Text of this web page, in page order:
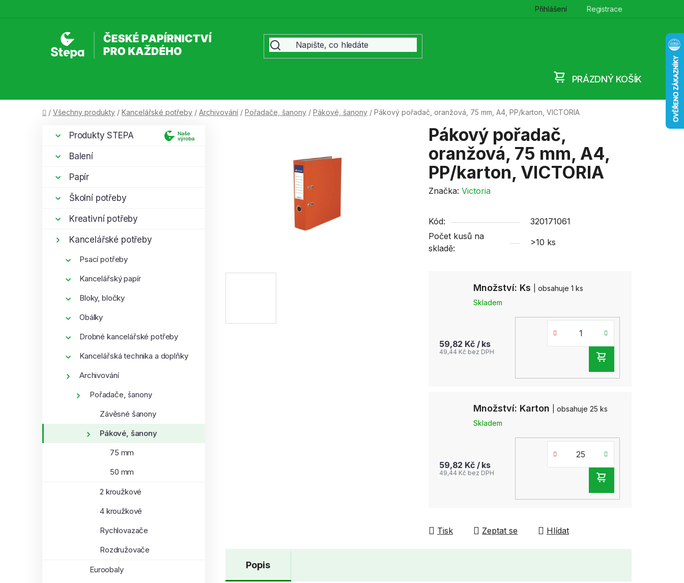
Přihlášení Registrace
KOŠÍK
PRÁZDNÝ KOŠÍK
Domů
/ Všechny produkty / Kancelářské potřeby / Archivování / Pořadače, šanony / Pákové, šanony / Pákový pořadač, oranžová, 75 mm, A4, PP/karton, VICTORIA
Přeskočit
kategorie
Produkty STEPA
Balení
Papír
Školní potřeby
Kreativní potřeby
Kancelářské potřeby
Psací potřeby
Kancelářský papír
Bloky, bločky
Obálky
Drobné kancelářské potřeby
Kancelářská technika a doplňky
Archivování
Pořadače, šanony
Závěsné šanony
Pákové, šanony
75 mm
50 mm
2 kroužkové
4 kroužkové
Rychlovazače
Rozdružovače
Euroobaly
Pákový pořadač,
oranžová, 75 mm, A4,
PP/karton, VICTORIA
Značka: Victoria
Množství: Ks
| obsahuje 1 ks
Skladem
59,82 Kč / ks
49,44 Kč bez DPH
KOŠÍKU
Množství: Karton
| obsahuje 25 ks
Skladem
59,82 Kč / ks
49,44 Kč bez DPH
KOŠÍKU
Kód:
320171061
Počet kusů na
skladě:
>10 ks
Tisk Zeptat se Hlídat
Popis